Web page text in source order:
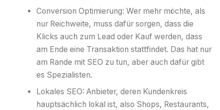
Conversion Optimierung: Wer mehr möchte, als
nur Reichweite, muss dafür sorgen, dass die
Klicks auch zum Lead oder Kauf werden, dass
am Ende eine Transaktion stattfindet. Das hat nur
am Rande mit SEO zu tun, aber auch dafür gibt
es Spezialisten.
Lokales SEO: Anbieter, deren Kundenkreis
hauptsächlich lokal ist, also Shops, Restaurants,